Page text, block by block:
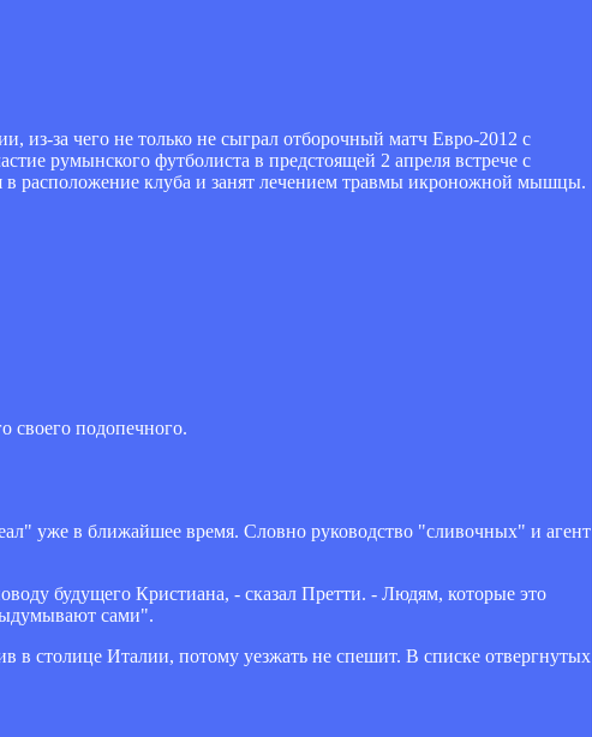
за чего не только не сыграл отборочный матч Евро-2012 с
румынского футболиста в предстоящей 2 апреля встрече с
расположение клуба и занят лечением травмы икроножной мышцы.
своего подопечного.
уже в ближайшее время. Словно руководство "сливочных" и агент
будущего Кристиана, - сказал Претти. - Людям, которые это
сами".
в столице Италии, потому уезжать не спешит. В списке отвергнутых